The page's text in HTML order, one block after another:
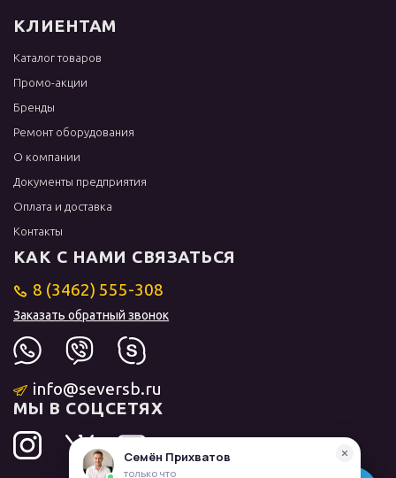
КЛИЕНТАМ
Каталог товаров
Промо-акции
Бренды
Ремонт оборудования
О компании
Документы предприятия
Оплата и доставка
Контакты
КАК С НАМИ СВЯЗАТЬСЯ
8 (3462) 555-308
Заказать обратный звонок
info@seversb.ru
МЫ В СОЦСЕТЯХ